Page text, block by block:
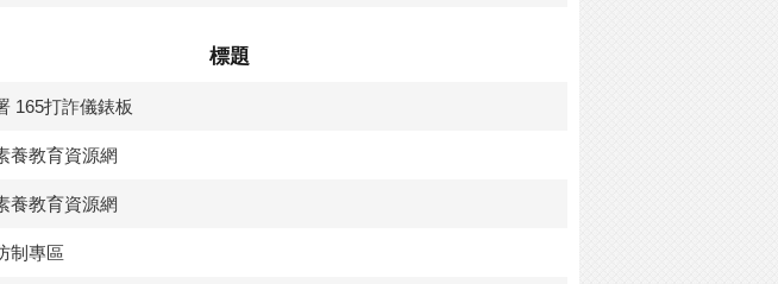
標題
165打詐儀錶板
養教育資源網
養教育資源網
制專區